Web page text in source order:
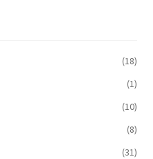
(18)
(1)
(10)
(8)
(31)